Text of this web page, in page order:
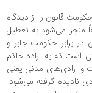
قانون را از دیدگاه
منجر می‌شود به تعطیل
برابر حکومت جابر و
است که به اراده حاکم
و آزادی‌های مدنی یعنی
نادیده گرفته می‌شود.